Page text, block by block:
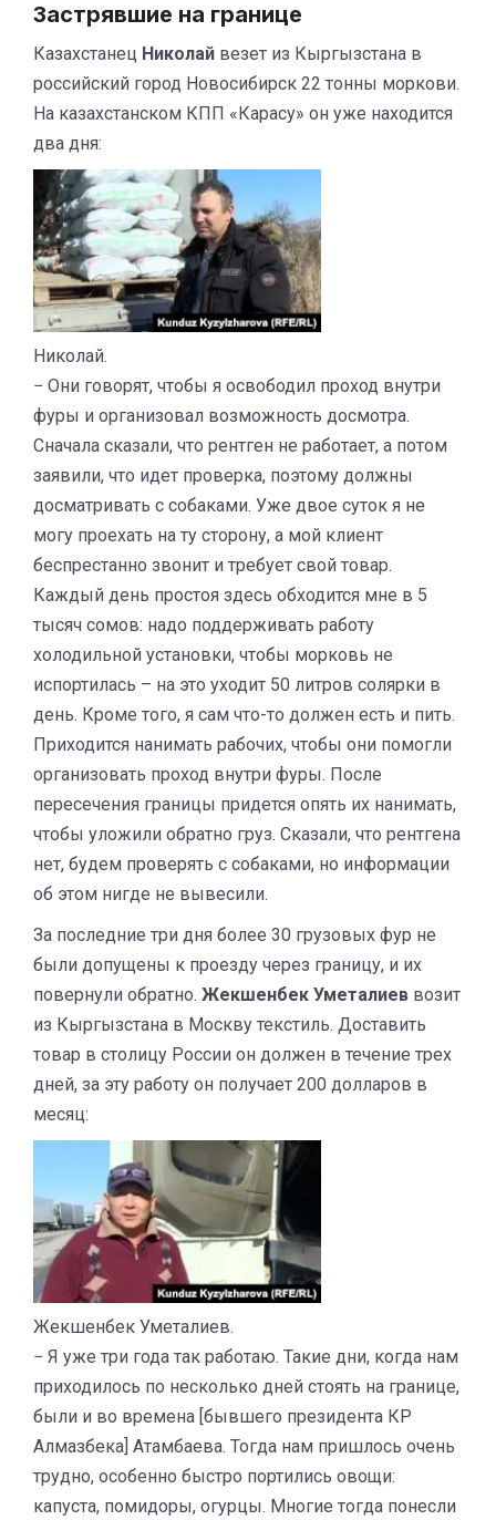
Застрявшие на границе
Казахстанец Николай везет из Кыргызстана в
российский город Новосибирск 22 тонны моркови.
На казахстанском КПП «Карасу» он уже находится
два дня:
Николай.
− Они говорят, чтобы я освободил проход внутри
фуры и организовал возможность досмотра.
Сначала сказали, что рентген не работает, а потом
заявили, что идет проверка, поэтому должны
досматривать с собаками. Уже двое суток я не
могу проехать на ту сторону, а мой клиент
беспрестанно звонит и требует свой товар.
Каждый день простоя здесь обходится мне в 5
тысяч сомов: надо поддерживать работу
холодильной установки, чтобы морковь не
испортилась – на это уходит 50 литров солярки в
день. Кроме того, я сам что-то должен есть и пить.
Приходится нанимать рабочих, чтобы они помогли
организовать проход внутри фуры. После
пересечения границы придется опять их нанимать,
чтобы уложили обратно груз. Сказали, что рентгена
нет, будем проверять с собаками, но информации
об этом нигде не вывесили.
За последние три дня более 30 грузовых фур не
были допущены к проезду через границу, и их
повернули обратно. Жекшенбек Уметалиев возит
из Кыргызстана в Москву текстиль. Доставить
товар в столицу России он должен в течение трех
дней, за эту работу он получает 200 долларов в
месяц:
Жекшенбек Уметалиев.
− Я уже три года так работаю. Такие дни, когда нам
приходилось по несколько дней стоять на границе,
были и во времена [бывшего президента КР
Алмазбека] Атамбаева. Тогда нам пришлось очень
трудно, особенно быстро портились овощи:
капуста, помидоры, огурцы. Многие тогда понесли